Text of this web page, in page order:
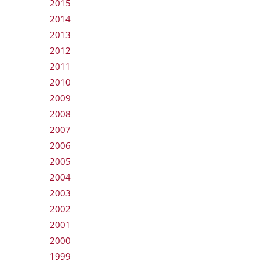
2015
2014
2013
2012
2011
2010
2009
2008
2007
2006
2005
2004
2003
2002
2001
2000
1999